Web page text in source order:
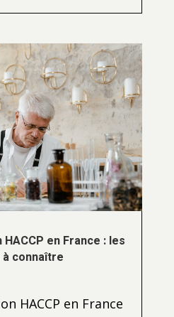
en France : les
connaître
HACCP en France